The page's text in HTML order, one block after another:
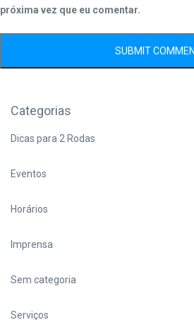
próxima vez que eu comentar.
Categorias
Dicas para 2 Rodas
Eventos
Horários
Imprensa
Sem categoria
Serviços